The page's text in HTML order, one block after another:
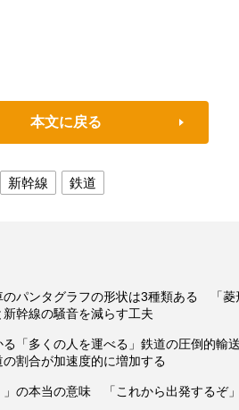
本文に戻る
新幹線 鉄道
のパンタグラフの形状は3種類ある 「
幹線の騒音を減らす工夫
「多くの人を運べる」鉄道の圧倒的輸
割合が加速度的に増加する
」の本当の意味 「これから出発するぞ